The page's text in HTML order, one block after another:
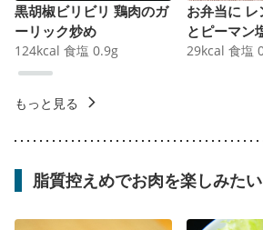
黒胡椒ビリビリ 鶏肉のガ
ーリック炒め
124kcal 食塩 0.9g
お弁当に レ
とピーマン
29kcal 食塩
もっと見る
脂質控えめでお肉を楽しみたい